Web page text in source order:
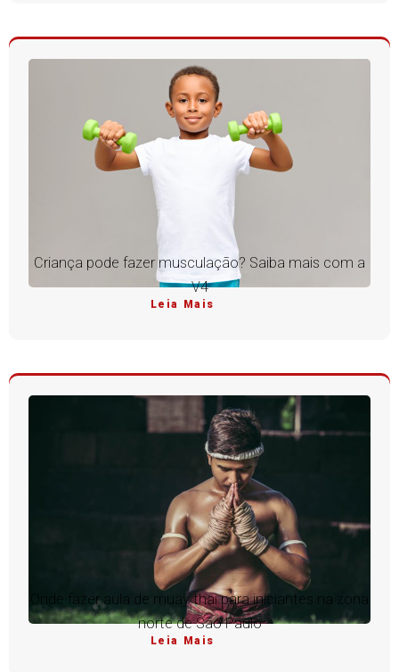
Criança pode fazer musculação? Saiba mais com a
V4
Leia Mais
Onde fazer aula de muay thai para iniciantes na zona
norte de São Paulo
Leia Mais